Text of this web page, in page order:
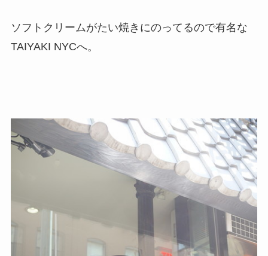
ソフトクリームがたい焼きにのってるので有名な
TAIYAKI NYCへ。